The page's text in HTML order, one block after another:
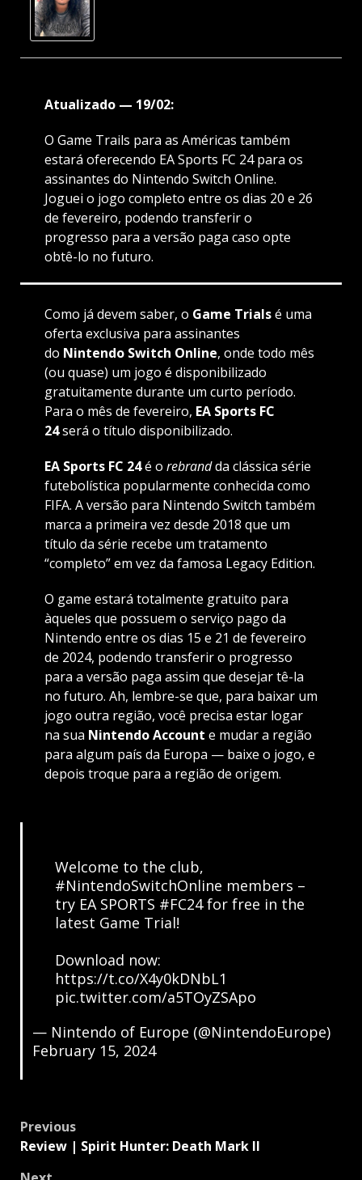
Atualizado — 19/02:
O Game Trails para as Américas também
estará oferecendo EA Sports FC 24 para os
assinantes do Nintendo Switch Online.
Joguei o jogo completo entre os dias 20 e 26
de fevereiro, podendo transferir o
progresso para a versão paga caso opte
obtê-lo no futuro.
Como já devem saber, o Game Trialsé uma
oferta exclusiva para assinantes
do Nintendo Switch Online, onde todo mês
(ou quase) um jogo é disponibilizado
gratuitamente durante um curto período.
Para o mês de fevereiro, EA Sports FC
24será o título disponibilizado.
EA Sports FC 24é o rebrandda clássica série
futebolística popularmente conhecida como
FIFA. A versão para Nintendo Switch também
marca a primeira vez desde 2018 que um
título da série recebe um tratamento
“completo” em vez da famosa Legacy Edition.
O game estará totalmente gratuito para
àqueles que possuem o serviço pago da
Nintendo entre os dias 15 e 21 de fevereiro
de 2024, podendo transferir o progresso
para a versão paga assim que desejar tê-la
no futuro. Ah, lembre-se que, para baixar um
jogo outra região, você precisa estar logar
na sua Nintendo Account e mudar a região
para algum país da Europa — baixe o jogo, e
depois troque para a região de origem.
Welcome to the club,
#NintendoSwitchOnline members –
try EA SPORTS #FC24for free in the
latest Game Trial!
Download now:
https://t.co/X4y0kDNbL1
pic.twitter.com/a5TOyZSApo
— Nintendo of Europe (@NintendoEurope)
February 15, 2024
Post
navigation
Previous
Review | Spirit Hunter: Death Mark II